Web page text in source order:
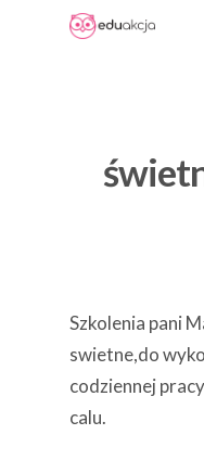
Szkolenia pani
swietne,do
codziennej
calu.